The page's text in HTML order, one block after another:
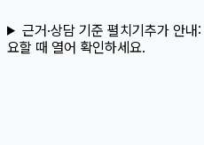
근거·상담 기준 펼치기추가 안내:
요할 때 열어 확인하세요.